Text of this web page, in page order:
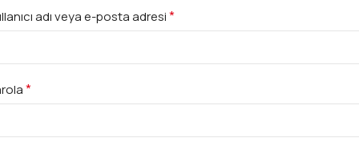
adı veya e-posta adresi*
*